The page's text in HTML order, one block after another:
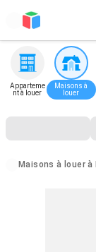
Apparteme
nt à louer
Maisons à
louer